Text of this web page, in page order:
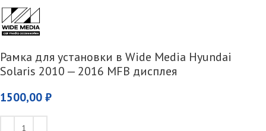
Рамка для установки в Wide Media Hyundai
Solaris 2010 — 2016 MFB дисплея
1500,00 ₽